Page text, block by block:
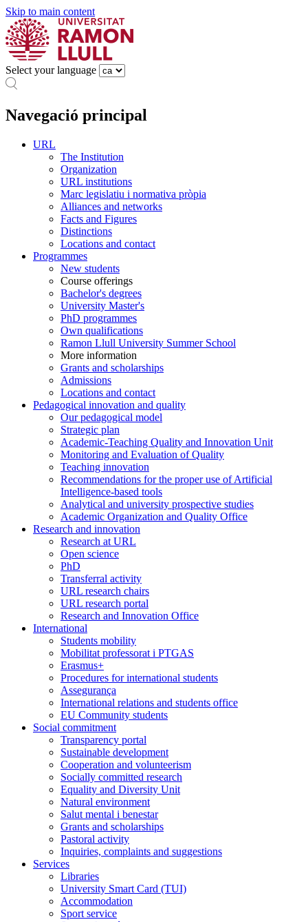
Skip to main content
Select your language
Navegació principal
URL
The Institution
Organization
URL institutions
Marc legislatiu i normativa pròpia
Alliances and networks
Facts and Figures
Distinctions
Locations and contact
Programmes
New students
Course offerings
Bachelor's degrees
University Master's
PhD programmes
Own qualifications
Ramon Llull University Summer School
More information
Grants and scholarships
Admissions
Locations and contact
Pedagogical innovation and quality
Our pedagogical model
Strategic plan
Academic-Teaching Quality and Innovation Unit
Monitoring and Evaluation of Quality
Teaching innovation
Recommendations for the proper use of Artificial
Intelligence-based tools
Analytical and university prospective studies
Academic Organization and Quality Office
Research and innovation
Research at URL
Open science
PhD
Transferral activity
URL research chairs
URL research portal
Research and Innovation Office
International
Students mobility
Mobilitat professorat i PTGAS
Erasmus+
Procedures for international students
Assegurança
International relations and students office
EU Community students
Social commitment
Transparency portal
Sustainable development
Cooperation and volunteerism
Socially committed research
Equality and Diversity Unit
Natural environment
Salut mental i benestar
Grants and scholarships
Pastoral activity
Inquiries, complaints and suggestions
Services
Libraries
University Smart Card (TUI)
Accommodation
Sport service